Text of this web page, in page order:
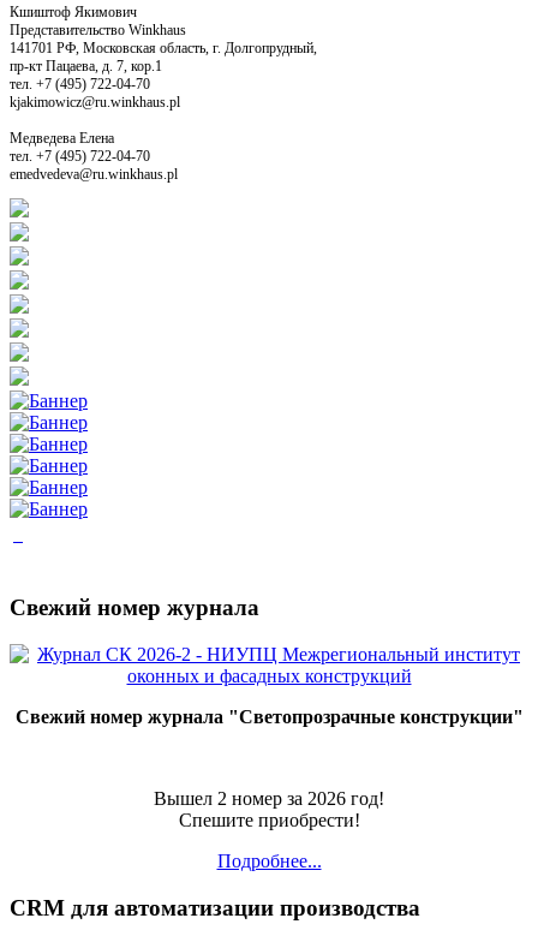
Кшиштоф Якимович
Представительство Winkhaus
141701 РФ, Московская область, г. Долгопрудный,
пр-кт Пацаева, д. 7, кор.1
тел. +7 (495) 722-04-70
kjakimowicz@ru.winkhaus.pl
Медведева Елена
тел. +7 (495) 722-04-70
emedvedeva@ru.winkhaus.pl
Свежий номер журнала
Свежий номер журнала "Светопрозрачные конструкции"
Вышел 2 номер за 2026 год!
Спешите приобрести!
Подробнее...
CRM для автоматизации производства